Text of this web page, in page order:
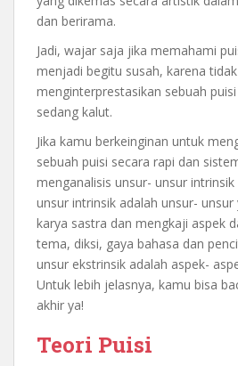
dan berirama.
Jadi, wajar saja jika memahami
menjadi begitu susah, karena
menginterprestasikan sebuah
sedang kalut.
Jika kamu berkeinginan untuk
sebuah puisi secara rapi dan
menganalisis unsur- unsur
unsur intrinsik adalah unsur-
karya sastra dan mengkaji aspek
tema, diksi, gaya bahasa dan
unsur ekstrinsik adalah aspek-
Untuk lebih jelasnya, kamu bisa
akhir ya!
Teori Puisi